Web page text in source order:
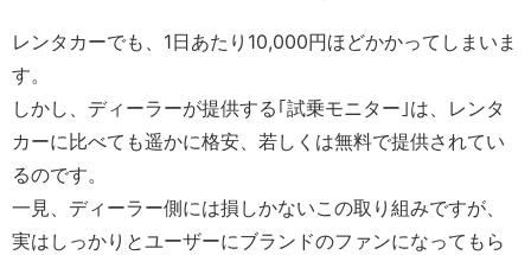
レンタカーでも、1日あたり10,000円ほどかかってしまいま
す。
しかし、ディーラーが提供する｢試乗モニター｣は、レンタ
カーに比べても遥かに格安、若しくは無料で提供されてい
るのです。
一見、ディーラー側には損しかないこの取り組みですが、
実はしっかりとユーザーにブランドのファンになってもら